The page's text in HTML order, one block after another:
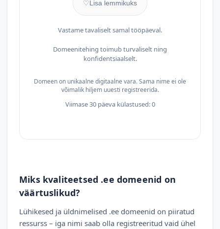
♡Lisa lemmikuks
Vastame tavaliselt samal tööpäeval.
Domeenitehing toimub turvaliselt ning
konfidentsiaalselt.
Domeen on unikaalne digitaalne vara. Sama nime ei ole
võimalik hiljem uuesti registreerida.
Viimase 30 päeva külastused: 0
Miks kvaliteetsed .ee domeenid on
väärtuslikud?
Lühikesed ja üldnimelised .ee domeenid on piiratud
ressurss – iga nimi saab olla registreeritud vaid ühel